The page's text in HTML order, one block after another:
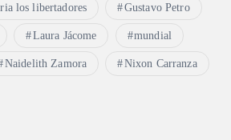
los libertadores Gustavo Petro
Laura Jácome mundial
Naidelith Zamora Nixon Carranza